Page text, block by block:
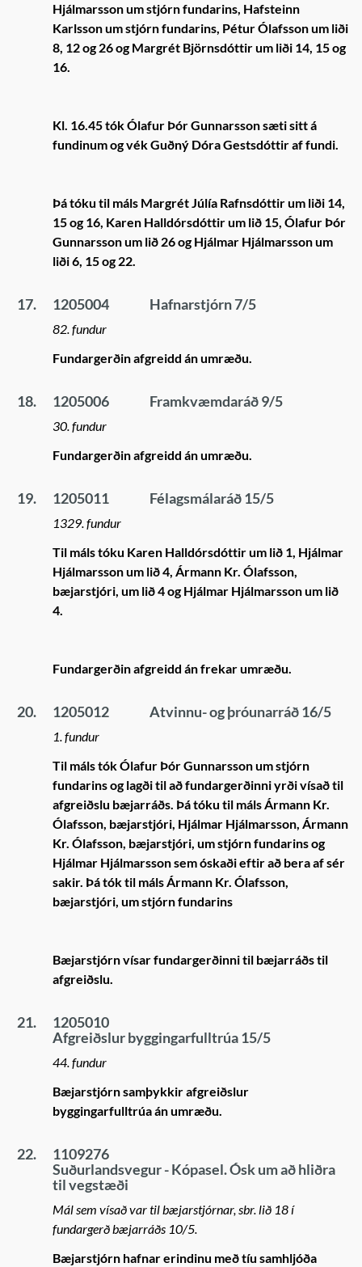
Hjálmarsson um stjórn fundarins, Hafsteinn
Karlsson um stjórn fundarins, Pétur Ólafsson um liði
8, 12 og 26 og Margrét Björnsdóttir um liði 14, 15 og
16.
Kl. 16.45 tók Ólafur Þór Gunnarsson sæti sitt á
fundinum og vék Guðný Dóra Gestsdóttir af fundi.
Þá tóku til máls Margrét Júlía Rafnsdóttir um liði 14,
15 og 16, Karen Halldórsdóttir um lið 15, Ólafur Þór
Gunnarsson um lið 26 og Hjálmar Hjálmarsson um
liði 6, 15 og 22.
17. 1205004 Hafnarstjórn 7/5
82. fundur
Fundargerðin afgreidd án umræðu.
18. 1205006 Framkvæmdaráð 9/5
30. fundur
Fundargerðin afgreidd án umræðu.
19. 1205011 Félagsmálaráð 15/5
1329. fundur
Til máls tóku Karen Halldórsdóttir um lið 1, Hjálmar
Hjálmarsson um lið 4, Ármann Kr. Ólafsson,
bæjarstjóri, um lið 4 og Hjálmar Hjálmarsson um lið
4.
Fundargerðin afgreidd án frekar umræðu.
20. 1205012 Atvinnu- og þróunarráð 16/5
1. fundur
Til máls tók Ólafur Þór Gunnarsson um stjórn
fundarins og lagði til að fundargerðinni yrði vísað til
afgreiðslu bæjarráðs. Þá tóku til máls Ármann Kr.
Ólafsson, bæjarstjóri, Hjálmar Hjálmarsson, Ármann
Kr. Ólafsson, bæjarstjóri, um stjórn fundarins og
Hjálmar Hjálmarsson sem óskaði eftir að bera af sér
sakir. Þá tók til máls Ármann Kr. Ólafsson,
bæjarstjóri, um stjórn fundarins
Bæjarstjórn vísar fundargerðinni til bæjarráðs til
afgreiðslu.
21.
1205010
Afgreiðslur byggingarfulltrúa 15/5
44. fundur
Bæjarstjórn samþykkir afgreiðslur
byggingarfulltrúa án umræðu.
22.
1109276
Suðurlandsvegur - Kópasel. Ósk um að hliðra
til vegstæði
Mál sem vísað var til bæjarstjórnar, sbr. lið 18 í
fundargerð bæjarráðs 10/5.
Bæjarstjórn hafnar erindinu með tíu samhljóða